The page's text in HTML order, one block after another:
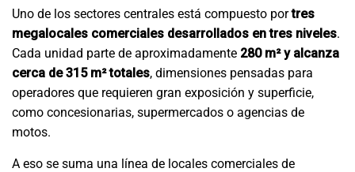
Uno de los sectores centrales está compuesto portres
megalocales comerciales desarrollados en tres niveles.
Cada unidad parte de aproximadamente 280 m² y alcanza
cerca de 315 m² totales, dimensiones pensadas para
operadores que requieren gran exposición y superficie,
como concesionarias, supermercados o agencias de
motos.
A eso se suma una línea de locales comerciales de